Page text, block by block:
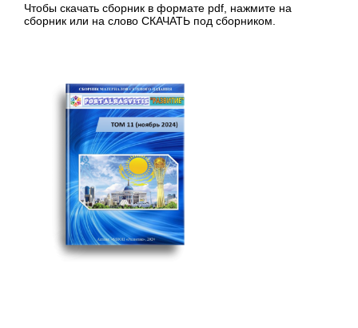
Чтобы скачать сборник в формате pdf, нажмите на
сборник или на слово СКАЧАТЬ под сборником.